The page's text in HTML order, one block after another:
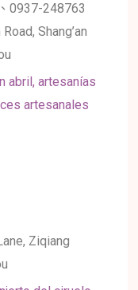
0937-248763
Shang’an
abril, artesanías
artesanales
Ziqiang